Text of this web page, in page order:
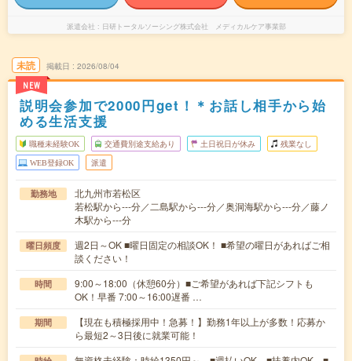
派遣会社 日研トータルソーシング株式会社 メディカルケア事業部
未読
NEW
掲載日 2026/08/04
説明会参加で2000円get！＊お話し相手から始
める生活支援
職種未経験OK 交通費別途支給あり 土日祝日が休み 残業なし
WEB登録OK 派遣
勤務地
北九州市若松区
若松駅から---分／二島駅から---分／奥洞海駅から---分／藤ノ
木駅から---分
曜日頻度
週2日～OK ■曜日固定の相談OK！ ■希望の曜日があればご相
談ください！
時間
9:00～18:00（休憩60分）■ご希望があれば下記シフトも
OK！早番 7:00～16:00遅番 …
期間
【現在も積極採用中！急募！】勤務1年以上が多数！応募か
ら最短2～3日後に就業可能！